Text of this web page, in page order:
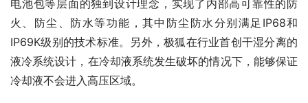
电池包等层面的独到设计理念，实现了内部高可靠性的防
火、防尘、防水等功能，其中防尘防水分别满足IP68和
IP69K级别的技术标准。另外，极狐在行业首创干湿分离的
液冷系统设计，在冷却液系统发生破坏的情况下，能够保证
冷却液不会进入高压区域。